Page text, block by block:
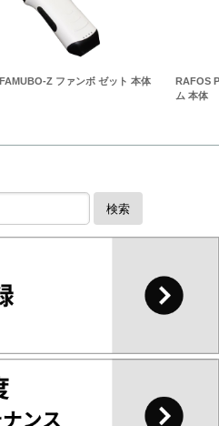
FAMUBO-Z ファンボ ゼット 本体
RAFOS
ム 本体
検索